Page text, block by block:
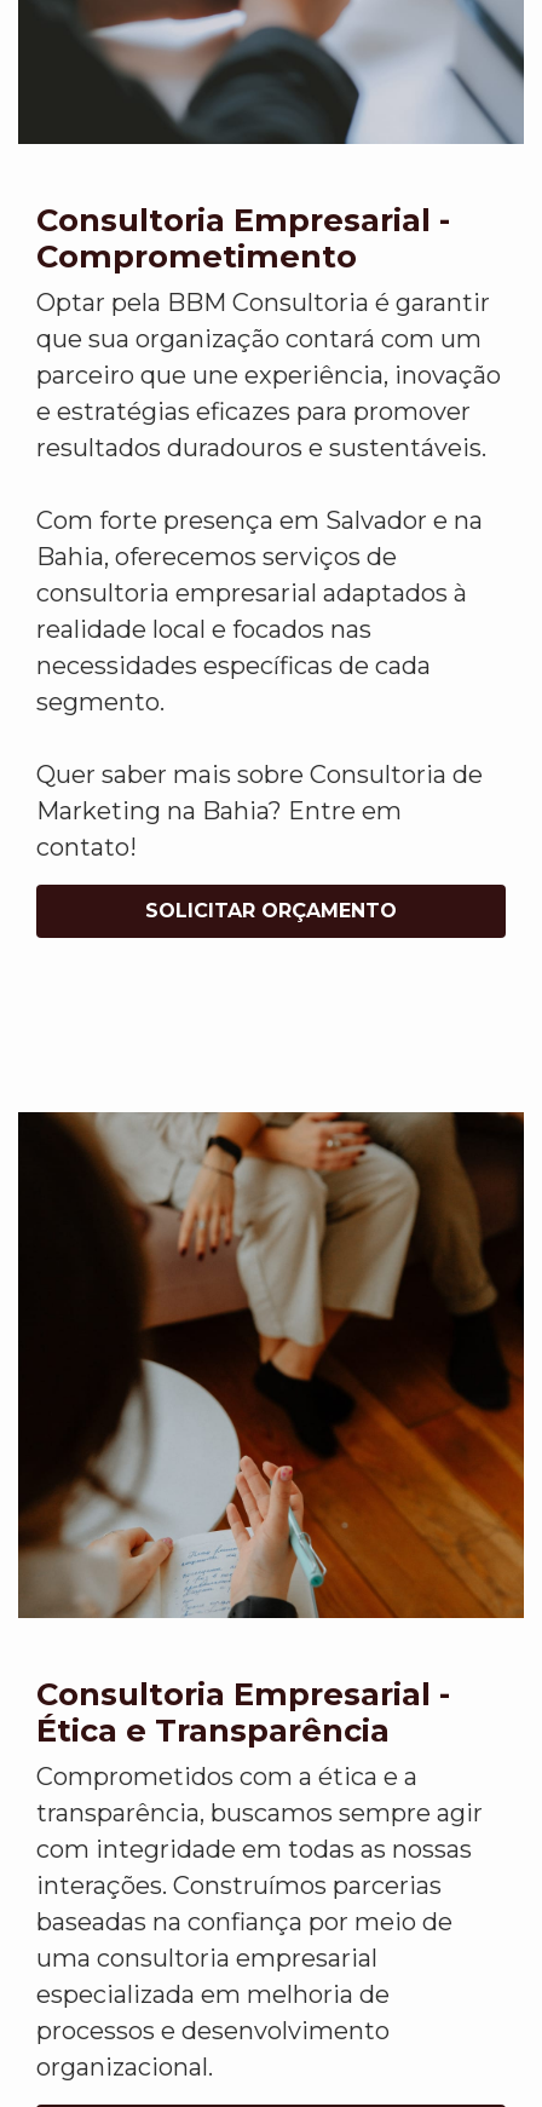
Consultoria Empresarial -
Comprometimento
Optar pela BBM Consultoria é garantir
que sua organização contará com um
parceiro que une experiência, inovação
e estratégias eficazes para promover
resultados duradouros e sustentáveis.
Com forte presença em Salvador e na
Bahia, oferecemos serviços de
consultoria empresarial adaptados à
realidade local e focados nas
necessidades específicas de cada
segmento.
Quer saber mais sobre Consultoria de
Marketing na Bahia? Entre em
contato!
SOLICITAR ORÇAMENTO
Consultoria Empresarial -
Ética e Transparência
Comprometidos com a ética e a
transparência, buscamos sempre agir
com integridade em todas as nossas
interações. Construímos parcerias
baseadas na confiança por meio de
uma consultoria empresarial
especializada em melhoria de
processos e desenvolvimento
organizacional.